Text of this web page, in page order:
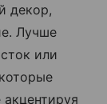
декор,
Лучше
или